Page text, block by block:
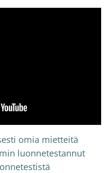
omia mietteitä
luonnetestannut